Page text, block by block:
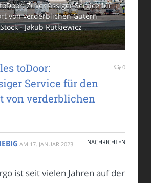
Zuverlässiger Service für
von verderblichen Gütern
- Jakub Rutkiewicz
toDoor:
Service für den
von verderblichen
0
AM 17. JANUAR 2023 NACHRICHTEN
ist seit vielen Jahren auf der